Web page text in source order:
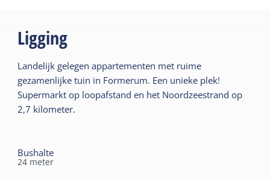
Ligging
Landelijk gelegen appartementen met ruime
gezamenlijke tuin in Formerum. Een unieke plek!
Supermarkt op loopafstand en het Noordzeestrand op
2,7 kilometer.
Bushalte
24 meter